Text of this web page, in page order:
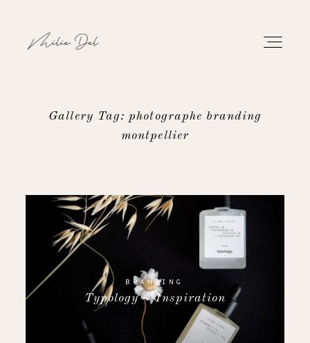
CONTACT
Gallery Tag: photographe branding
montpellier
BRANDING
Typology ~ Inspiration